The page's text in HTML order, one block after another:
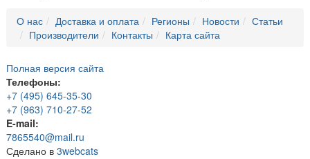
О нас Доставка и оплата Регионы Новости
Статьи
Производители
Контакты Карта сайта
Полная версия сайта
Телефоны:
+7 (495) 645-35-30
+7 (963) 710-27-52
E-mail:
7865540@mail.ru
Сделано в 3webcats